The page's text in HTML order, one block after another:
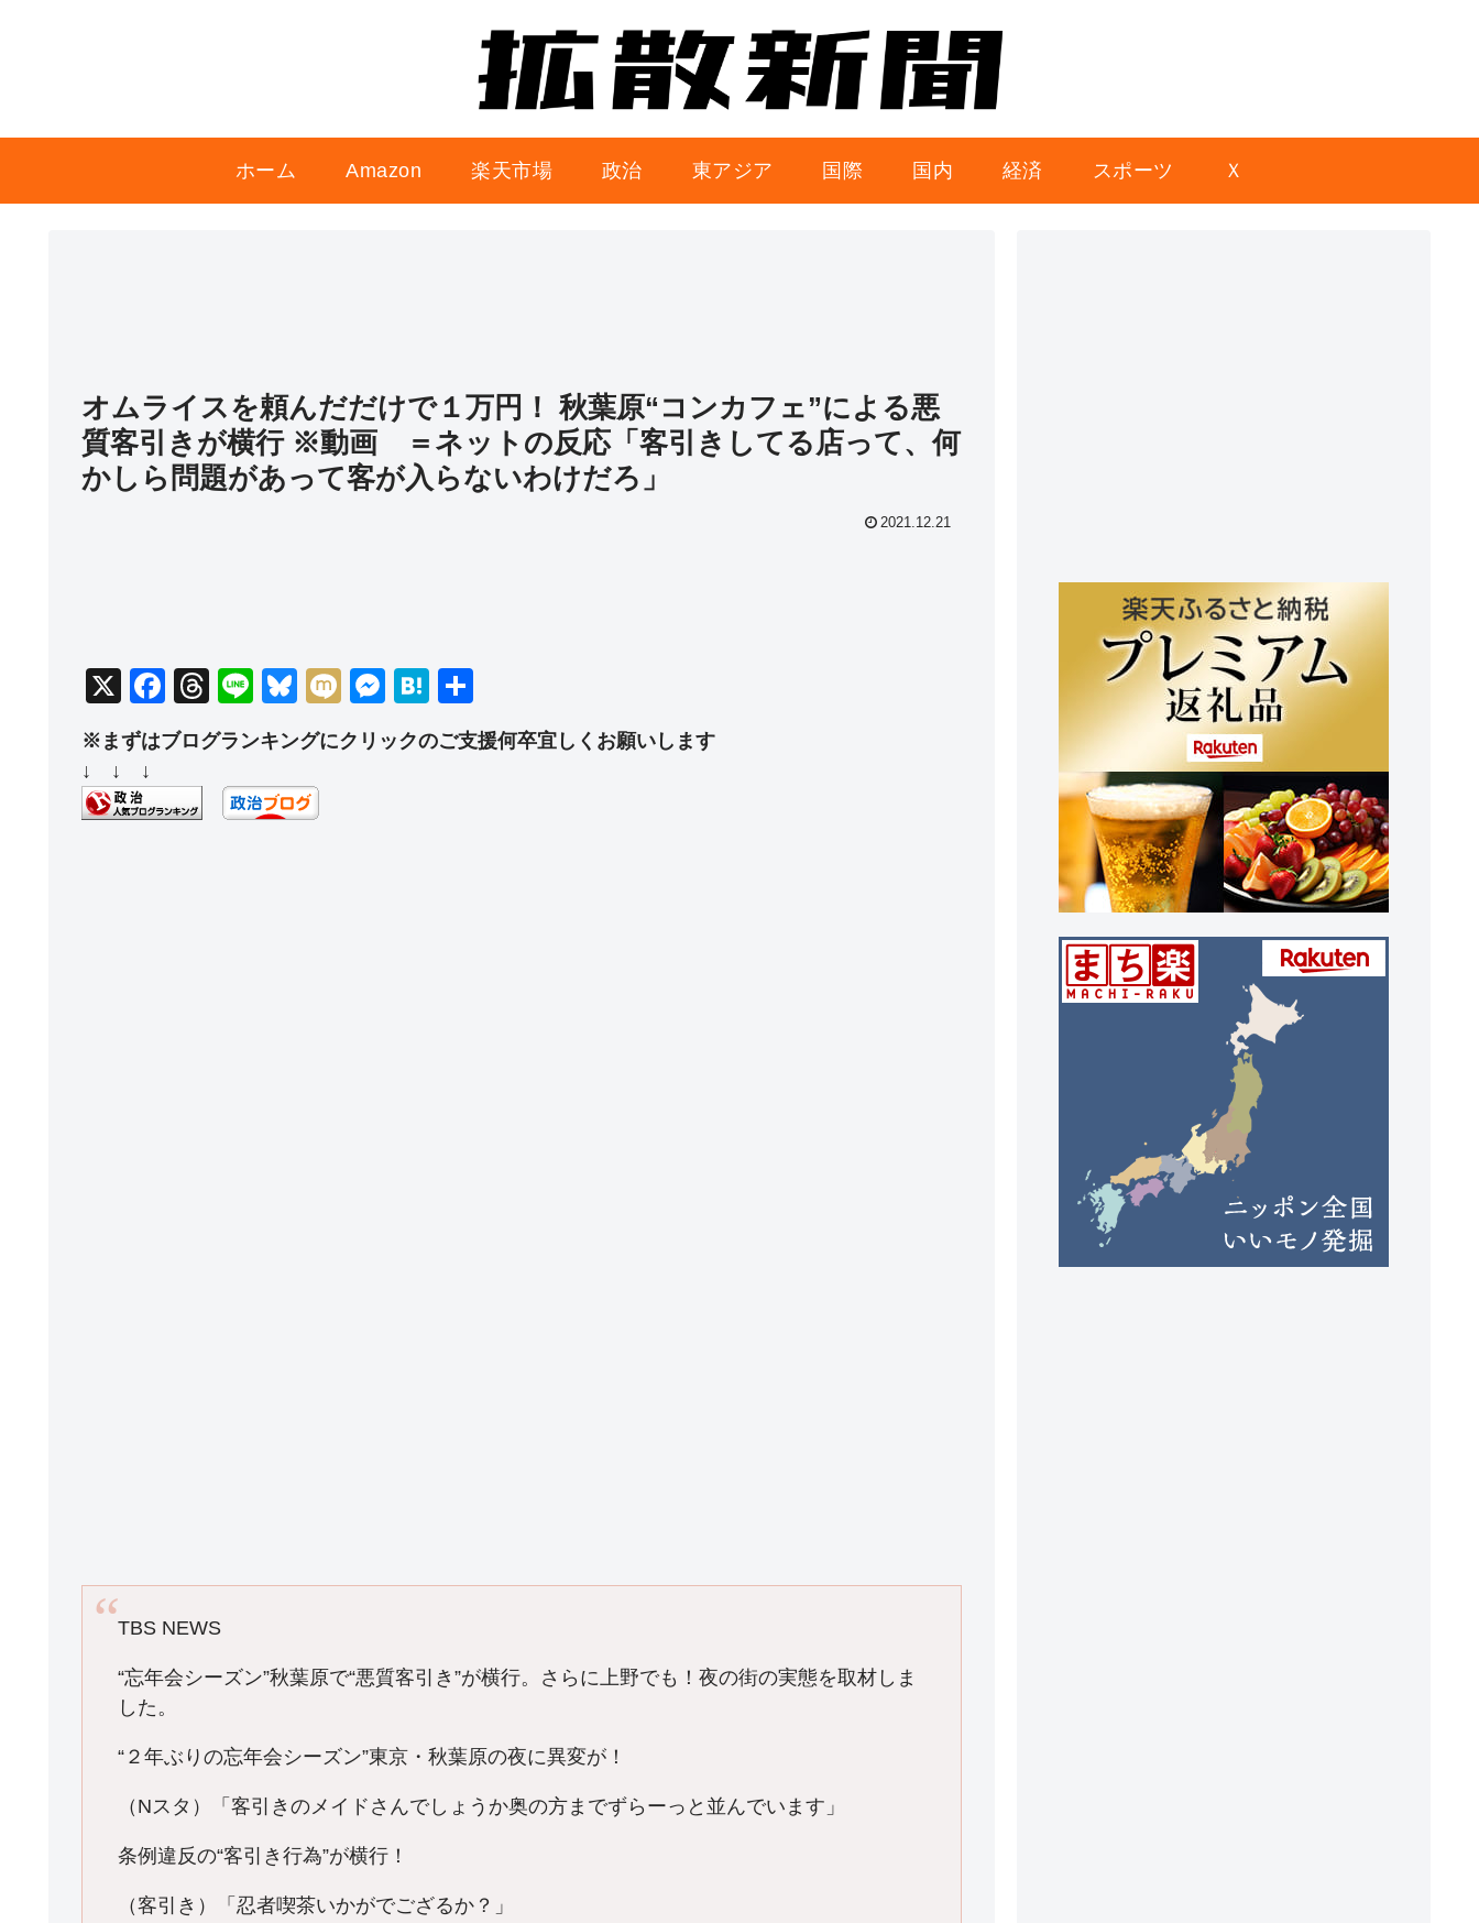
ホーム Amazon 楽天市場 政治 東アジア 国際 国内 経済 スポーツ Ｘ
オムライスを頼んだだけで１万円！ 秋葉原“コンカフェ”による悪
質客引きが横行 ※動画 ＝ネットの反応「客引きしてる店って、何
かしら問題があって客が入らないわけだろ」
2021.12.21
X
F
a
c
e
b
T
hr
e
a
d
Li
e
Bl
e
sk
y
M
M
ss
H
e
有
※まずはブログランキングにクリックのご支援何卒宜しくお願いします
↓ ↓ ↓
TBS NEWS
“忘年会シーズン”秋葉原で“悪質客引き”が横行。さらに上野でも！夜の街の実態を取材しま
した。
“２年ぶりの忘年会シーズン”東京・秋葉原の夜に異変が！
（Nスタ）「客引きのメイドさんでしょうか奥の方までずらーっと並んでいます」
条例違反の“客引き行為”が横行！
（客引き）「忍者喫茶いかがでござるか？」